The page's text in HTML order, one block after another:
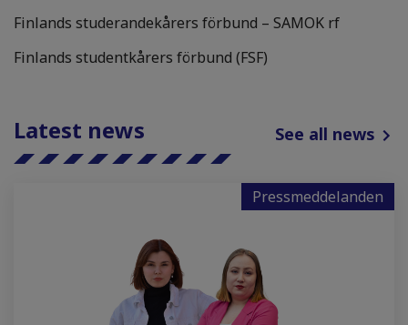
Finlands studerandekårers förbund – SAMOK rf
Finlands studentkårers förbund (FSF)
Latest news See all news
Pressmeddelanden